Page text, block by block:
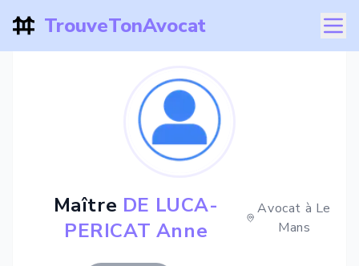
TrouveTonAvocat
Maître DE LUCA-
PERICAT Anne
Avocat à Le
Mans